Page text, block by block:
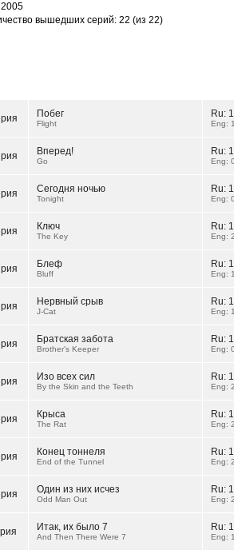
2005
вышедших серий: 22 (из 22)
Побег
Flight
Ru:
Eng:
Вперед!
Go
Ru:
Eng:
Сегодня ночью
Tonight
Ru:
Eng:
Ключ
The Key
Ru:
Eng:
Блеф
Bluff
Ru:
Eng:
Нервный срыв
J-Cat
Ru:
Eng:
Братская забота
Brother's Keeper
Ru:
Eng:
Изо всех сил
By the Skin and the Teeth
Ru:
Eng:
Крыса
The Rat
Ru:
Eng:
Конец тоннеля
End of the Tunnel
Ru:
Eng:
Один из них исчез
Odd Man Out
Ru:
Eng:
Итак, их было 7
And Then There Were 7
Ru:
Eng: